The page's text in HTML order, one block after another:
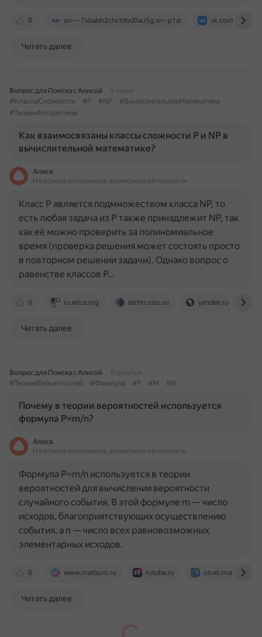
0 xn----7sbabh2chctdbd0au5g.xn--p1ai vk.com
Читать далее
Вопрос для Поиска с Алисой
5 июня
#КлассыСложности
#P #NP
#ВычислительнаяМатематика
#ТеорияАлгоритмов
Как взаимосвязаны классы сложности P и NP в
вычислительной математике?
Алиса
На основе источников, возможны неточности
0 ru.eitca.org techn.sstu.ru yandex.ru
Класс P является подмножеством класса NP, то
есть любая задача из P также принадлежит NP, так
как её можно проверить за полиномиальное
время (проверка решения может состоять просто
в повторном решении задачи). Однако вопрос о
равенстве классов P…
Читать далее
Вопрос для Поиска с Алисой
8 декабря
#ТеорияВероятностей
#Формула #P #M #N
Почему в теории вероятностей используется
формула P=m/n?
Алиса
На основе источников, возможны неточности
0 www.matburo.ru rutube.ru otvet.mail.ru
Формула P=m/n используется в теории
вероятностей для вычисления вероятности
случайного события. В этой формуле m — число
исходов, благоприятствующих осуществлению
события, а n — число всех равновозможных
элементарных исходов.
Читать далее